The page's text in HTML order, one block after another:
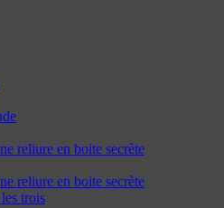
reliure en boite secrète
reliure en boite secrète
trois